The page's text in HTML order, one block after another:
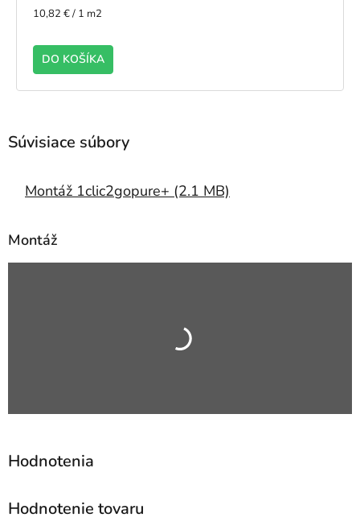
Jednotková
10,82 € / 1 m2
DO KOŠÍKA
Montáž 1clic2gopure+ (2.1 MB)
Montáž
Hodnotenie tovaru